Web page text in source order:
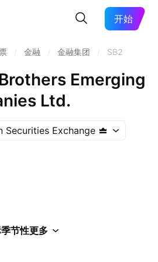
开始
金融 金融集团 SB2
Emerging
Ltd.
Securities Exchange
季节性更多